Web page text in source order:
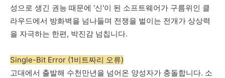
성으로 생긴 권능 때문에 '신'이 된 소프트웨어가 구름위인 클
라우드에서 방화벽을 넘나들며 전쟁을 벌이는 전개가 상상력
을 자극하는 한편, 박진감 넘칩니다.
Single-Bit Error (1비트짜리 오류)
고대에서 출발해 수천만년을 넘어온 양성자가 충돌합니다. 소